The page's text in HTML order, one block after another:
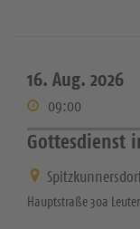
16. Aug. 2026
09:00
Gottesdienst
Hauptstraße 30a